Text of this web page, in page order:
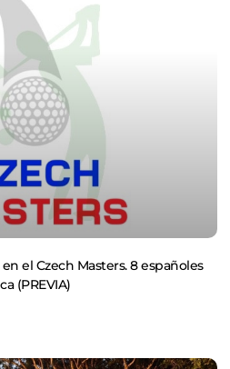
el Czech Masters. 8 españoles
(PREVIA)